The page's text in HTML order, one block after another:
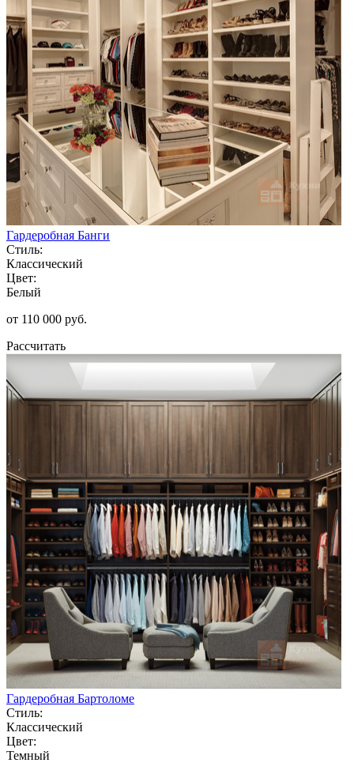
Гардеробная Банги
Стиль:
Классический
Цвет:
Белый
от 110 000 руб.
Рассчитать
Гардеробная Бартоломе
Стиль:
Классический
Цвет:
Темный